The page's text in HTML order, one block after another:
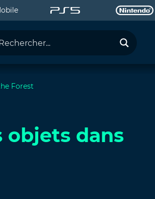
Forest
objets dans